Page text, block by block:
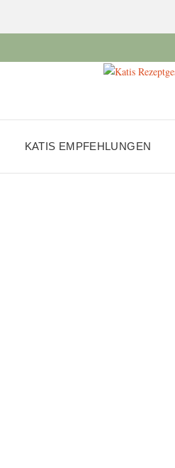
KATIS EMPFEHLUNGEN